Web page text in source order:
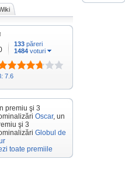
133 păreri
1484 voturi
7.6
premiu şi 3
Oscar, un
şi 3
Globul de
toate premiile